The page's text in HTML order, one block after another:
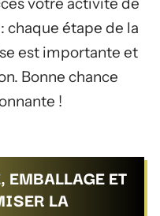
votre activité de
chaque étape de la
est importante et
Bonne chance
!
ET
LA